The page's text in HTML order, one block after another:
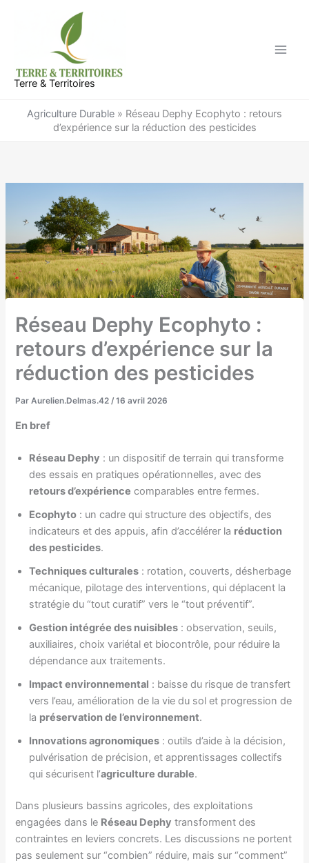
Terre & Territoires
Agriculture Durable » Réseau Dephy Ecophyto : retours
d’expérience sur la réduction des pesticides
Réseau Dephy Ecophyto :
retours d’expérience sur la
réduction des pesticides
ParAurelien.Delmas.42/16 avril 2026
En bref
Réseau Dephy : un dispositif de terrain qui transforme
des essais en pratiques opérationnelles, avec des
retours d’expérience comparables entre fermes.
Ecophyto : un cadre qui structure des objectifs, des
indicateurs et des appuis, afin d’accélérer la réduction
des pesticides.
Techniques culturales : rotation, couverts, désherbage
mécanique, pilotage des interventions, qui déplacent la
stratégie du “tout curatif” vers le “tout préventif”.
Gestion intégrée des nuisibles : observation, seuils,
auxiliaires, choix variétal et biocontrôle, pour réduire la
dépendance aux traitements.
Impact environnemental : baisse du risque de transfert
vers l’eau, amélioration de la vie du sol et progression de
la préservation de l’environnement.
Innovations agronomiques : outils d’aide à la décision,
pulvérisation de précision, et apprentissages collectifs
qui sécurisent l’agriculture durable.
Dans plusieurs bassins agricoles, des exploitations
engagées dans le Réseau Dephy transforment des
contraintes en leviers concrets. Les discussions ne portent
pas seulement sur “combien” réduire, mais sur “comment”